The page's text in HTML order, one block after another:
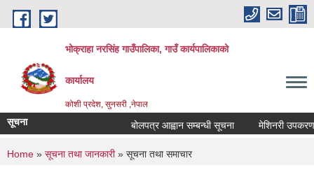
Skip to main content
भोक्राहा नरसिंह गाउँपालिका, गाउँ कार्यपालिकाको
कार्यालय
कोशी प्रदेश, सुनसरी ,नेपाल
सूचना बोलपत्र आह्वान सम्बन्धी सूचना मेशिनरी उपकरण
You are here
Home » सूचना तथा जानकारी» सूचना तथा समाचार